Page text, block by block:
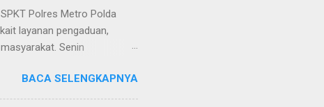
Polres Metro Polda
layanan pengaduan,
Senin
Kapolres Metro AKBP
berusaha memberikan
BACA SELENGKAPNYA